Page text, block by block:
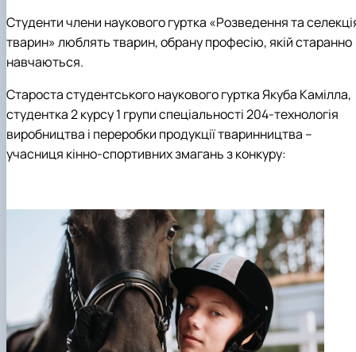
Студенти члени наукового гуртка «Розведення та
тварин» люблять тварин, обрану професію, якій старанно
навчаються.
Староста студентського наукового гуртка Якуба Камілла,
студентка 2 курсу 1 групи спеціальності 204-технологія
виробництва і переробки продукції тваринництва –
учасниця кінно-спортивних змагань з конкуру: